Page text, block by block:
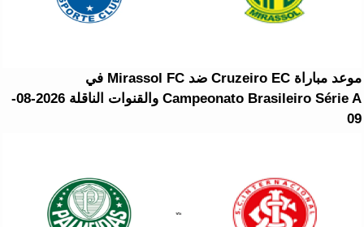
موعد مباراة Cruzeiro EC ضد Mirassol FC في
Campeonato Brasileiro Série A والقنوات الناقلة 2026-08-
09